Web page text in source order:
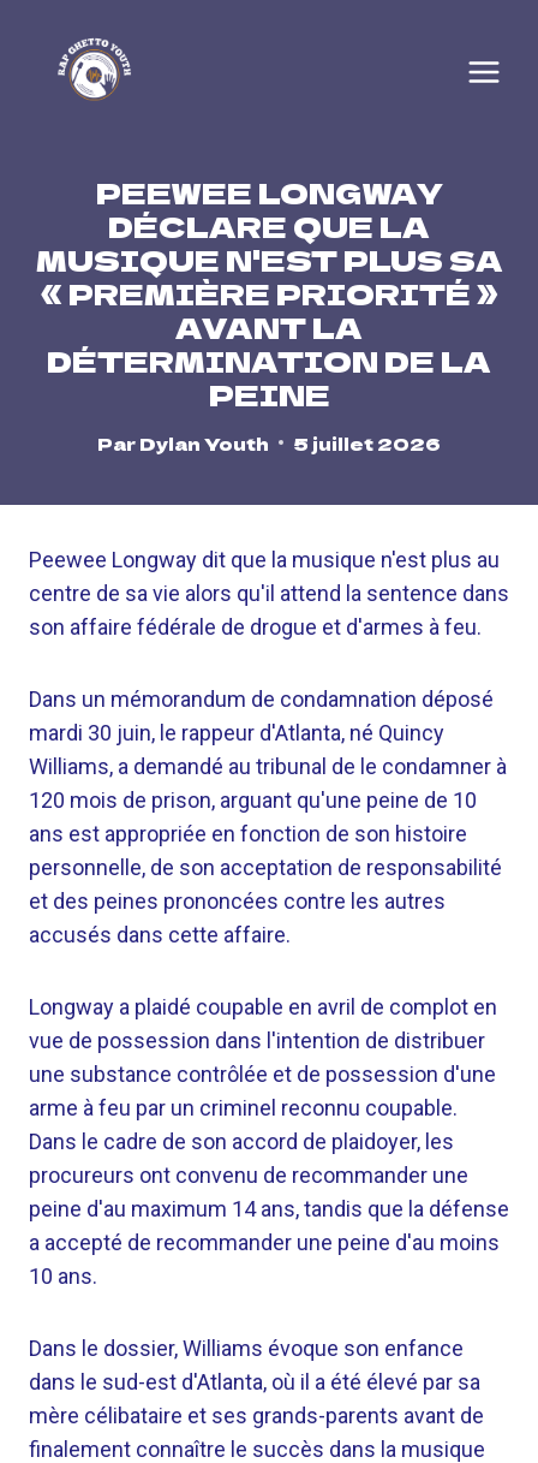
content
PEEWEE LONGWAY
DÉCLARE QUE LA
MUSIQUE N'EST PLUS SA
« PREMIÈRE PRIORITÉ »
AVANT LA
DÉTERMINATION DE LA
PEINE
ParDylan Youth 5 juillet 2026
Peewee Longway dit que la musique n'est plus au
centre de sa vie alors qu'il attend la sentence dans
son affaire fédérale de drogue et d'armes à feu.
Dans un mémorandum de condamnation déposé
mardi 30 juin, le rappeur d'Atlanta, né Quincy
Williams, a demandé au tribunal de le condamner à
120 mois de prison, arguant qu'une peine de 10
ans est appropriée en fonction de son histoire
personnelle, de son acceptation de responsabilité
et des peines prononcées contre les autres
accusés dans cette affaire.
Longway a plaidé coupable en avril de complot en
vue de possession dans l'intention de distribuer
une substance contrôlée et de possession d'une
arme à feu par un criminel reconnu coupable.
Dans le cadre de son accord de plaidoyer, les
procureurs ont convenu de recommander une
peine d'au maximum 14 ans, tandis que la défense
a accepté de recommander une peine d'au moins
10 ans.
Dans le dossier, Williams évoque son enfance
dans le sud-est d'Atlanta, où il a été élevé par sa
mère célibataire et ses grands-parents avant de
finalement connaître le succès dans la musique